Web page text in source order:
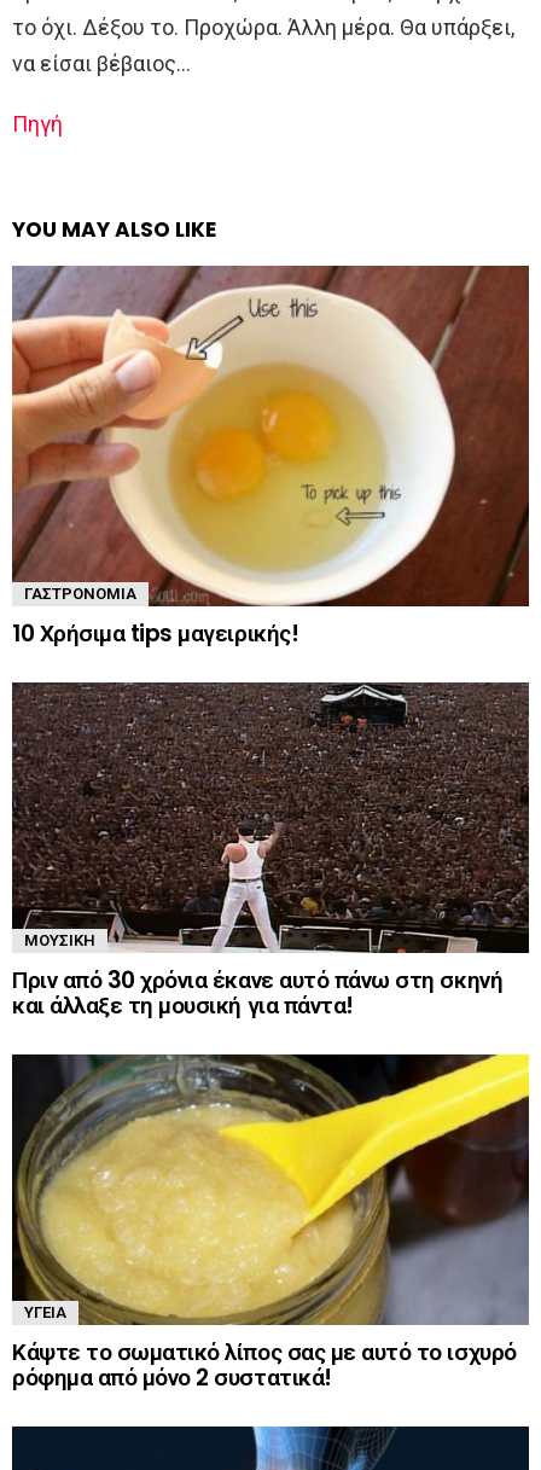
το όχι. Δέξου το. Προχώρα. Άλλη μέρα. Θα υπάρξει,
να είσαι βέβαιος…
Πηγή
YOU MAY ALSO LIKE
ΓΑΣΤΡΟΝΟΜΊΑ
10 Χρήσιμα tips μαγειρικής!
ΜΟΥΣΙΚΉ
Πριν από 30 χρόνια έκανε αυτό πάνω στη σκηνή
και άλλαξε τη μουσική για πάντα!
ΥΓΕΊΑ
Κάψτε το σωματικό λίπος σας με αυτό το ισχυρό
ρόφημα από μόνο 2 συστατικά!